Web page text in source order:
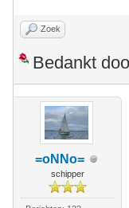
Zoek
Bedankt
=oNNo=
schipper